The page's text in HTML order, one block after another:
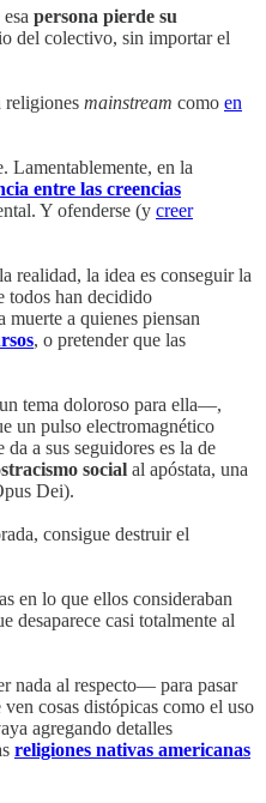
persona pierde su
del colectivo, sin importar el
religiones mainstream como en
Lamentablemente, en la
entre las creencias
Y ofenderse (y creer
realidad, la idea es conseguir la
todos han decidido
muerte a quienes piensan
, o pretender que las
tema doloroso para ella—,
un pulso electromagnético
a sus seguidores es la de
social al apóstata, una
Dei).
consigue destruir el
en lo que ellos consideraban
desaparece casi totalmente al
nada al respecto— para pasar
cosas distópicas como el uso
agregando detalles
religiones nativas americanas